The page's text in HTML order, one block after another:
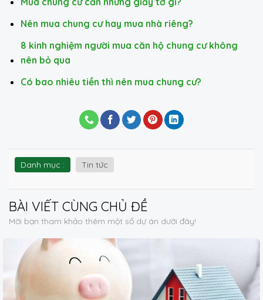
Nên mua chung cư hay mua nhà riêng?
8 kinh nghiệm người mua căn hộ chung cư không
nên bỏ qua
Có bao nhiêu tiền thì nên mua chung cư?
Danh mục : Tin tức
BÀI VIẾT CÙNG CHỦ ĐỀ
Mời bạn tham khảo thêm một số dự án dưới đây!